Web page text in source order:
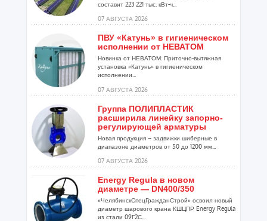
составит 223 221 тыс. кВт-ч...
07 АВГУСТА 2026
ПВУ «Катунь» в гигиеническом
исполнении от НЕВАТОМ
Новинка от НЕВАТОМ: Приточно-вытяжная
установка «Катунь» в гигиеническом
исполнении...
07 АВГУСТА 2026
Группа ПОЛИПЛАСТИК
расширила линейку запорно-
регулирующей арматуры
Новая продукция – задвижки шиберные в
диапазоне диаметров от 50 до 1200 мм...
07 АВГУСТА 2026
Energy Regula в новом
диаметре — DN400/350
«ЧелябинскСпецГражданСтрой» освоил новый
диаметр шарового крана КШЦПР Energy Regula
из стали 09Г2С...